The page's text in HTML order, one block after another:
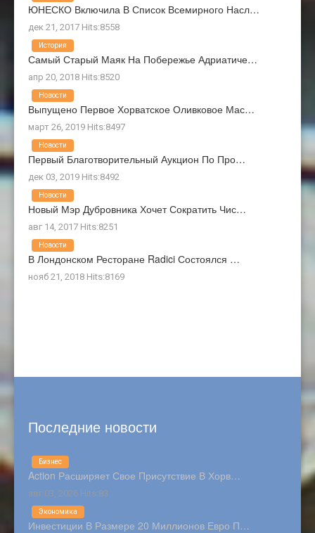
ЮНЕСКО Включила В Список Всемирного Насл…
дек 21, 2017 Hits:8558
Самый Старый Маяк На Побережье Адриатиче…
апр 20, 2018 Hits:8520
История
Выпущено Первое Хорватское Оливковое Мас…
март 26, 2019 Hits:8497
Новости
Первый Благотворительный Аукцион По Про…
дек 03, 2019 Hits:8492
Новости
Новый Мэр Дубровника Хочет Сократить Чис…
авг 14, 2017 Hits:8251
Новости
В Лондонском Ресторане Radici Состоялся …
нояб 21, 2018 Hits:8169
Новости
Последние новости
Action Расширяет Свое Присутствие В Хорв…
авг 03, 2026 Hits:83
Бизнес
Инвестиции В Размере 20 Миллионов Евро П…
Экономика